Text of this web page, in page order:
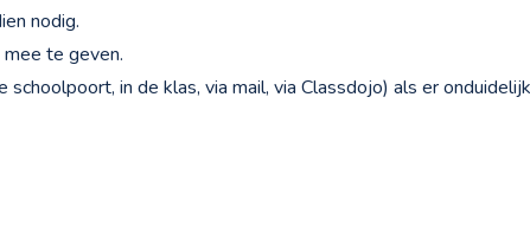
nodig.
te geven.
in de klas, via mail, via Classdojo) als er